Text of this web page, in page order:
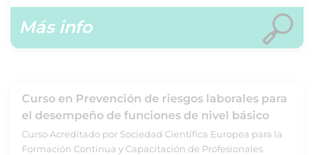
Más info
Curso en Prevención de riesgos laborales para
el desempeño de funciones de nivel básico
Curso Acreditado por Sociedad Científica Europea para la
Formación Continua y Capacitación de Profesionales